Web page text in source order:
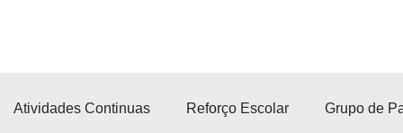
Atividades Continuas Reforço Escolar Grupo de